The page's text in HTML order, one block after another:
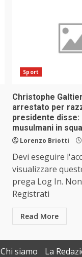
Sport
Christophe
arrestato per
presidente disse:
musulmani in
Lorenzo Briotti
Devi eseguire
visualizzare
prega Log In.
Registrati
Read More
Chi siamo La